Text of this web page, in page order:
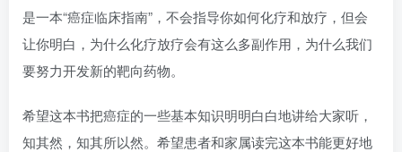
是一本“癌症临床指南”，不会指导你如何化疗和放疗，但会
让你明白，为什么化疗放疗会有这么多副作用，为什么我们
要努力开发新的靶向药物。
希望这本书把癌症的一些基本知识明明白白地讲给大家听，
知其然，知其所以然。希望患者和家属读完这本书能更好地